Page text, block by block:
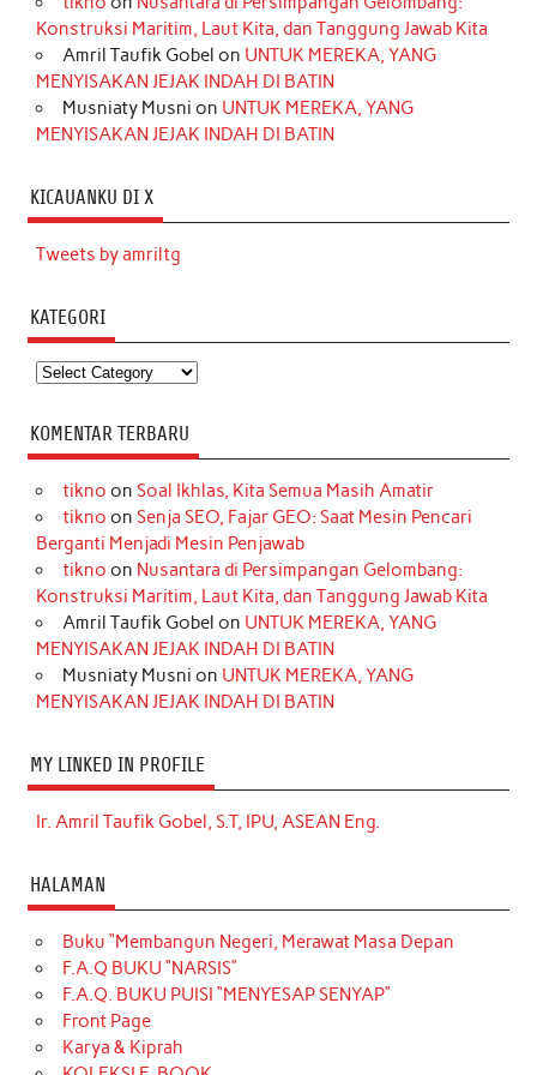
Konstruksi Maritim, Laut Kita, dan Tanggung Jawab Kita
Amril Taufik Gobel on UNTUK MEREKA, YANG
MENYISAKAN JEJAK INDAH DI BATIN
Musniaty Musni on UNTUK MEREKA, YANG
MENYISAKAN JEJAK INDAH DI BATIN
KICAUANKU DI X
Tweets by amriltg
KATEGORI
Kategori
KOMENTAR TERBARU
tikno on Soal Ikhlas, Kita Semua Masih Amatir
tikno on Senja SEO, Fajar GEO: Saat Mesin Pencari
Berganti Menjadi Mesin Penjawab
tikno on Nusantara di Persimpangan Gelombang:
Konstruksi Maritim, Laut Kita, dan Tanggung Jawab Kita
Amril Taufik Gobel on UNTUK MEREKA, YANG
MENYISAKAN JEJAK INDAH DI BATIN
Musniaty Musni on UNTUK MEREKA, YANG
MENYISAKAN JEJAK INDAH DI BATIN
MY LINKED IN PROFILE
Ir. Amril Taufik Gobel, S.T, IPU, ASEAN Eng.
HALAMAN
Buku “Membangun Negeri, Merawat Masa Depan
F.A.Q BUKU “NARSIS”
F.A.Q. BUKU PUISI “MENYESAP SENYAP”
Front Page
Karya & Kiprah